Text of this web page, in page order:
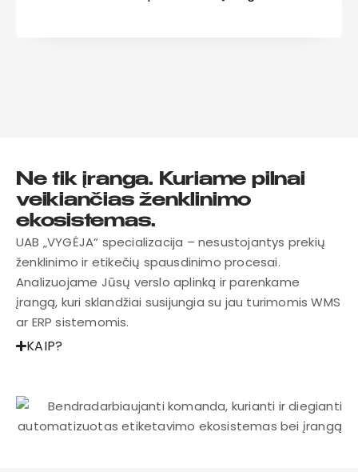
Ne tik įranga. Kuriame pilnai
veikiančias ženklinimo
ekosistemas.
UAB „VYGĖJA“ specializacija – nesustojantys prekių
ženklinimo ir etikečių spausdinimo procesai.
Analizuojame Jūsų verslo aplinką ir parenkame
įrangą, kuri sklandžiai susijungia su jau turimomis WMS
ar ERP sistemomis.
KAIP?